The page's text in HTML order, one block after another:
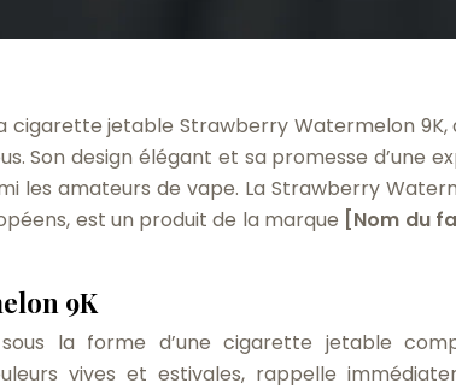
cigarette jetable Strawberry Watermelon 9K,
Son design élégant et sa promesse d’une
les amateurs de vape. La Strawberry
est un produit de la marque [Nom du
9K
la forme d’une cigarette jetable
vives et estivales, rappelle